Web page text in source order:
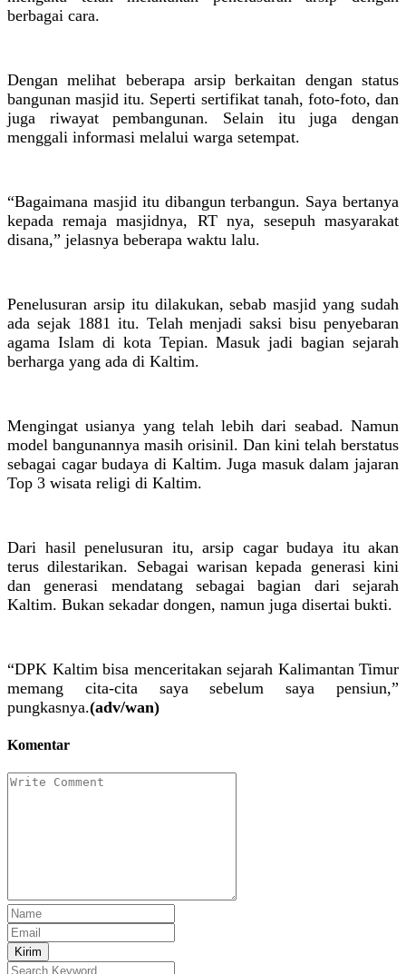
berbagai cara.
Dengan melihat beberapa arsip berkaitan dengan status
bangunan masjid itu. Seperti sertifikat tanah, foto-foto, dan
juga riwayat pembangunan. Selain itu juga dengan
menggali informasi melalui warga setempat.
“Bagaimana masjid itu dibangun terbangun. Saya bertanya
kepada remaja masjidnya, RT nya, sesepuh masyarakat
disana,” jelasnya beberapa waktu lalu.
Penelusuran arsip itu dilakukan, sebab masjid yang sudah
ada sejak 1881 itu. Telah menjadi saksi bisu penyebaran
agama Islam di kota Tepian. Masuk jadi bagian sejarah
berharga yang ada di Kaltim.
Mengingat usianya yang telah lebih dari seabad. Namun
model bangunannya masih orisinil. Dan kini telah berstatus
sebagai cagar budaya di Kaltim. Juga masuk dalam jajaran
Top 3 wisata religi di Kaltim.
Dari hasil penelusuran itu, arsip cagar budaya itu akan
terus dilestarikan. Sebagai warisan kepada generasi kini
dan generasi mendatang sebagai bagian dari sejarah
Kaltim. Bukan sekadar dongen, namun juga disertai bukti.
“DPK Kaltim bisa menceritakan sejarah Kalimantan Timur
memang cita-cita saya sebelum saya pensiun,”
pungkasnya.(adv/wan)
Komentar
Kirim